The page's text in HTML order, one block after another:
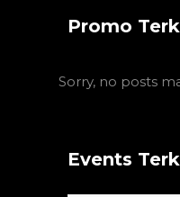
Promo
Sorry, no posts
Events